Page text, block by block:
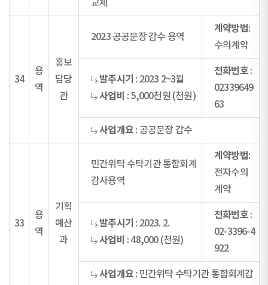
교체
34
용
역
홍보
담당
관
2023 공공문장 감수 용역
계약방법 :
수의계약
발주시기 : 2023 2~3월
사업비 : 5,000천원 (천원)
전화번호:
02339649
63
사업개요 : 공공문장 감수
33
용
역
기획
예산
과
민간위탁 수탁기관 통합회계
감사용역
계약방법 :
전자수의
계약
발주시기 : 2023. 2.
사업비 : 48,000 (천원)
전화번호:
02-3396-4
922
사업개요 : 민간위탁 수탁기관 통합회계감